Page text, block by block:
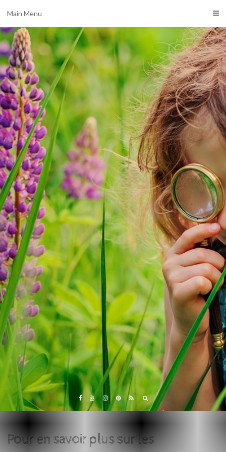
Main Menu
Pour en savoir plus sur les